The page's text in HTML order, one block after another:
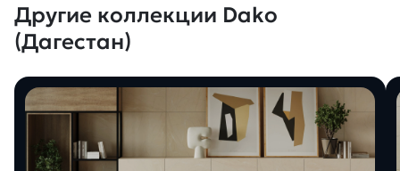
Другие коллекции Dako
(Дагестан)